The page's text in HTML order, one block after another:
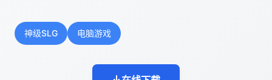
神级SLG 电脑游戏